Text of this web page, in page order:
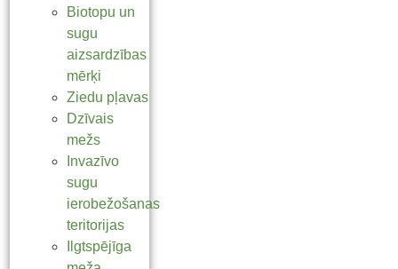
Biotopu un
sugu
aizsardzības
mērķi
Ziedu pļavas
Dzīvais
mežs
Invazīvo
sugu
ierobežošanas
teritorijas
Ilgtspējīga